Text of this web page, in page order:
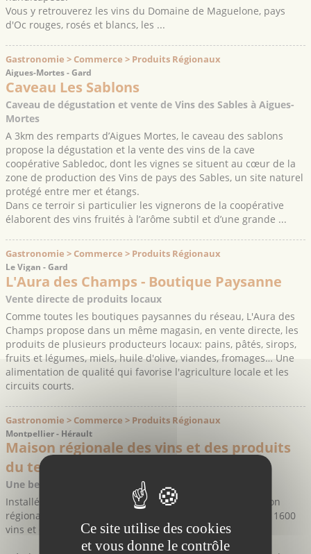
Vous y retrouverez les vins du Domaine de Maguelone, pays
d'Oc rouges, rosés et blancs, les ...
Gastronomie > Commerce > Produits Régionaux
Aigues-Mortes - Gard
Caveau Les Sablons
Caveau de dégustation et vente de Vins des Sables à Aigues-
Mortes
A 3km des remparts d’Aigues Mortes, le caveau des sablons
propose la dégustation et la vente des vins de la cave
coopérative Sabledoc, dont les vignes se situent au cœur de la
zone de production des Vins de pays des Sables, un site naturel
protégé entre mer et étangs.
Dans ce terroir si particulier les vignerons de la coopérative
élaborent des vins fruités à l’arôme subtil et d’une grande ...
Gastronomie > Commerce > Produits Régionaux
Le Vigan - Gard
L'Aura des Champs - Boutique Paysanne
Vente directe de produits locaux
Comme toutes les boutiques paysannes du réseau, L'Aura des
Champs propose dans un même magasin, en vente directe, les
produits de plusieurs producteurs locaux: pains, pâtés, sirops,
fruits et légumes, miels, huile d'olive, viandes, fromages… Une
alimentation de qualité qui favorise l'agriculture locale et les
circuits courts.
Gastronomie > Commerce > Produits Régionaux
Montpellier - Hérault
Maison régionale des vins et des produits
du terroir
Une belle sélection de produits régionaux à découvrir
Installée dans un hôtel particulier du XIXe siècle, la maison
régionale des vins et produits du terroir propose plus de 1600
vins et 600 produits du Languedoc-Roussillon.
Ce site utilise des cookies
et vous donne le contrôle